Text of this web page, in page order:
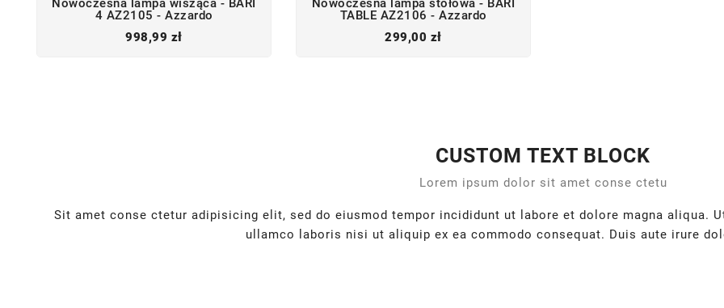
Nowoczesna lampa wisząca - BARI
4 AZ2105 - Azzardo
998,99 złCena
Nowoczesna lampa stołowa - BARI
TABLE AZ2106 - Azzardo
299,00 złCena
CUSTOM TEXT BLOCK
Lorem ipsum dolor sit amet conse ctetu
Sit amet conse ctetur adipisicing elit, sed do eiusmod tempor incididunt ut labore et dolore magna aliqua.
ullamco laboris nisi ut aliquip ex ea commodo consequat. Duis aute irure